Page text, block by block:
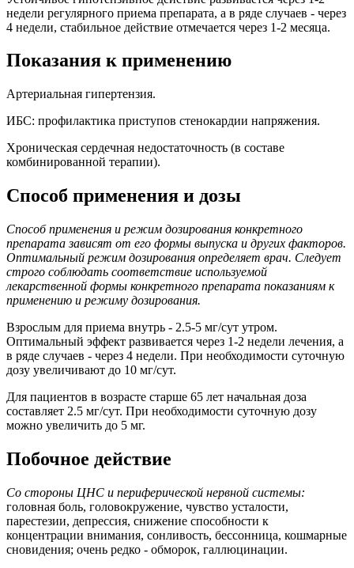
недели регулярного приема препарата, а в ряде случаев - через
4 недели, стабильное действие отмечается через 1-2 месяца.
Показания к применению
Артериальная гипертензия.
ИБС: профилактика приступов стенокардии напряжения.
Хроническая сердечная недостаточность (в составе
комбинированной терапии).
Способ применения и дозы
Способ применения и режим дозирования конкретного
препарата зависят от его формы выпуска и других факторов.
Оптимальный режим дозирования определяет врач. Следует
строго соблюдать соответствие используемой
лекарственной формы конкретного препарата показаниям к
применению и режиму дозирования.
Взрослым для приема внутрь - 2.5-5 мг/сут утром.
Оптимальный эффект развивается через 1-2 недели лечения, а
в ряде случаев - через 4 недели. При необходимости суточную
дозу увеличивают до 10 мг/сут.
Для пациентов в возрасте старше 65 лет начальная доза
составляет 2.5 мг/сут. При необходимости суточную дозу
можно увеличить до 5 мг.
Побочное действие
Со стороны ЦНС и периферической нервной системы:
головная боль, головокружение, чувство усталости,
парестезии, депрессия, снижение способности к
концентрации внимания, сонливость, бессонница, кошмарные
сновидения; очень редко - обморок, галлюцинации.